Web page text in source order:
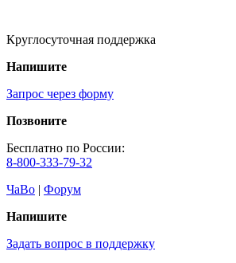
Круглосуточная поддержка
Напишите
Запрос через форму
Позвоните
Бесплатно по России:
8-800-333-79-32
ЧаВо | Форум
Напишите
Задать вопрос в поддержку